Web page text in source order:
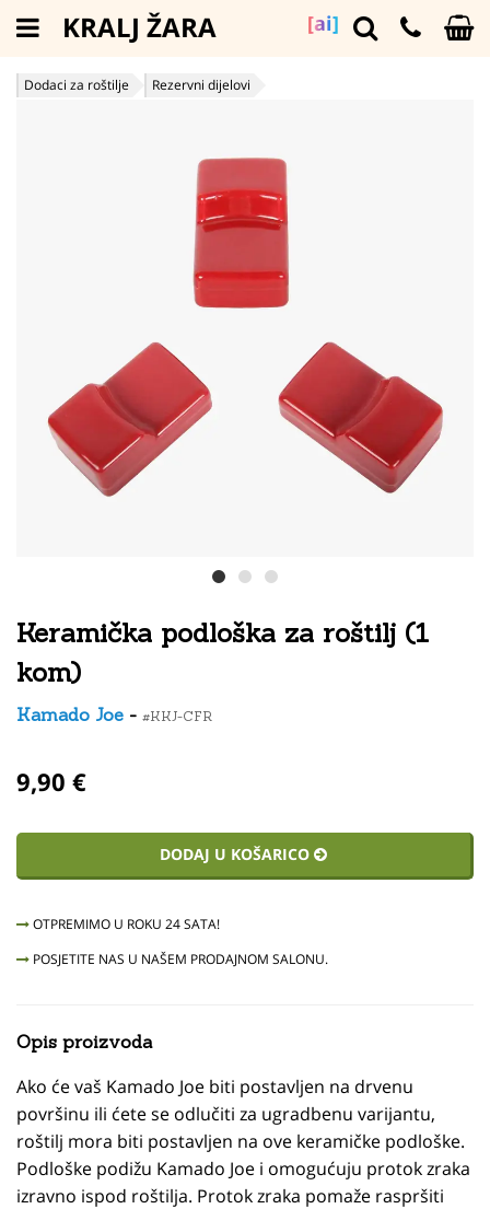
[ai]
KRALJ ŽARA
Dodaci za roštilje Rezervni dijelovi
Keramička podloška za roštilj (1
kom)
Kamado Joe - #KKJ-CFR
9,90 €
DODAJ U KOŠARICO
OTPREMIMO U ROKU 24 SATA!
POSJETITE NAS U NAŠEM PRODAJNOM SALONU.
Opis proizvoda
Ako će vaš Kamado Joe biti postavljen na drvenu
površinu ili ćete se odlučiti za ugradbenu varijantu,
roštilj mora biti postavljen na ove keramičke podloške.
Podloške podižu Kamado Joe i omogućuju protok zraka
izravno ispod roštilja. Protok zraka pomaže raspršiti